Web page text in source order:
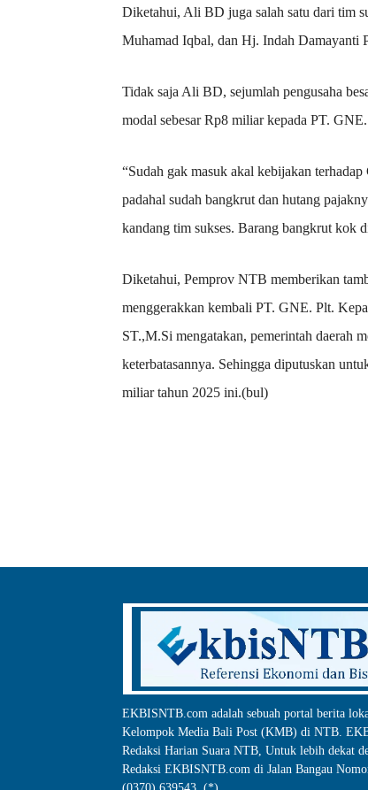
Diketahui, Ali BD juga salah satu dari tim
Muhamad Iqbal, dan Hj. Indah Damayanti
Tidak saja Ali BD, sejumlah pengusaha
modal sebesar Rp8 miliar kepada PT. GNE.
“Sudah gak masuk akal kebijakan
padahal sudah bangkrut dan hutang
kandang tim sukses. Barang bangkrut kok
Diketahui, Pemprov NTB memberikan
menggerakkan kembali PT. GNE. Plt.
ST.,M.Si mengatakan, pemerintah daerah
keterbatasannya. Sehingga diputuskan
miliar tahun 2025 ini.(bul)
EKBISNTB.com adalah sebuah portal berita
Kelompok Media Bali Post (KMB) di NTB.
Redaksi Harian Suara NTB, Untuk lebih dekat
Redaksi EKBISNTB.com di Jalan Bangau